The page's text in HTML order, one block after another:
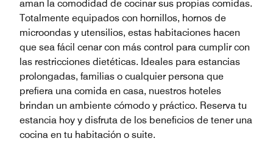
aman la comodidad de cocinar sus propias comidas.
Totalmente equipados con hornillos, hornos de
microondas y utensilios, estas habitaciones hacen
que sea fácil cenar con más control para cumplir con
las restricciones dietéticas. Ideales para estancias
prolongadas, familias o cualquier persona que
prefiera una comida en casa, nuestros hoteles
brindan un ambiente cómodo y práctico. Reserva tu
estancia hoy y disfruta de los beneficios de tener una
cocina en tu habitación o suite.